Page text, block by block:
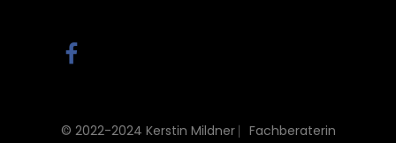
© 2022-2024 Kerstin Mildner ⎸Fachberaterin